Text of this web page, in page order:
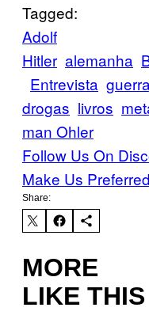
Tagged:
Adolf
Hitler alemanha
Entrevista
drogas livros
man Ohler
Follow Us On
Make Us
Share:
MORE
LIKE THIS